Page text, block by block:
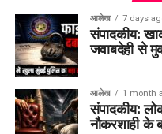
आलेख 7 days
संपादकीय:
जवाबदेही से
आलेख 1 month
संपादकीय:
नौकरशाही के